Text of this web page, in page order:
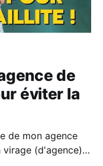
de
éviter la
de mon agence
(d'agence) à